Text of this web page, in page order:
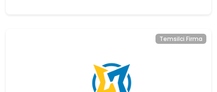
Temsilci Firma